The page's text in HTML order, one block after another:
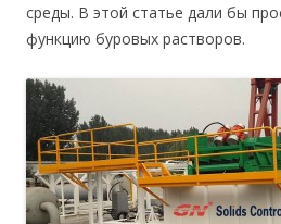
среды. В этой статье дали бы
функцию буровых растворов.